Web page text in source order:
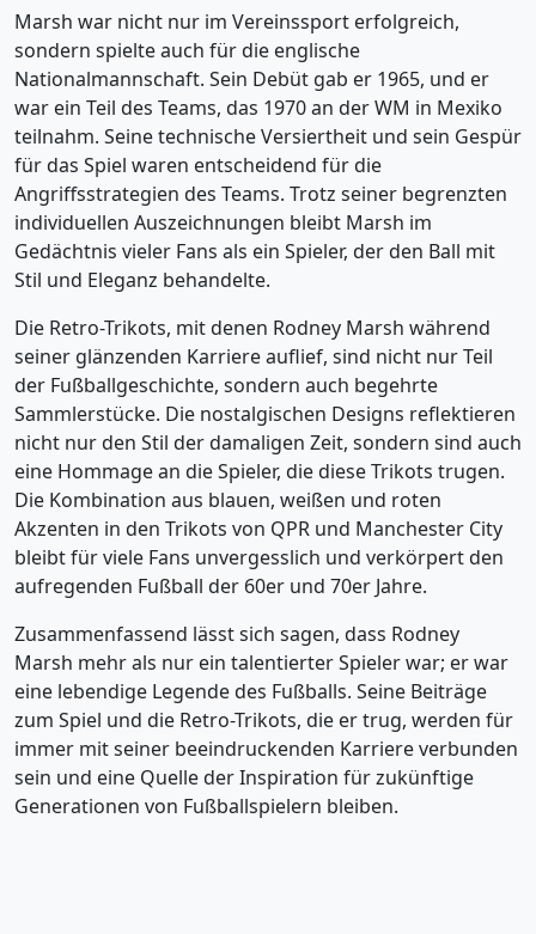
Marsh war nicht nur im Vereinssport erfolgreich,
sondern spielte auch für die englische
Nationalmannschaft. Sein Debüt gab er 1965, und er
war ein Teil des Teams, das 1970 an der WM in Mexiko
teilnahm. Seine technische Versiertheit und sein Gespür
für das Spiel waren entscheidend für die
Angriffsstrategien des Teams. Trotz seiner begrenzten
individuellen Auszeichnungen bleibt Marsh im
Gedächtnis vieler Fans als ein Spieler, der den Ball mit
Stil und Eleganz behandelte.
Die Retro-Trikots, mit denen Rodney Marsh während
seiner glänzenden Karriere auflief, sind nicht nur Teil
der Fußballgeschichte, sondern auch begehrte
Sammlerstücke. Die nostalgischen Designs reflektieren
nicht nur den Stil der damaligen Zeit, sondern sind auch
eine Hommage an die Spieler, die diese Trikots trugen.
Die Kombination aus blauen, weißen und roten
Akzenten in den Trikots von QPR und Manchester City
bleibt für viele Fans unvergesslich und verkörpert den
aufregenden Fußball der 60er und 70er Jahre.
Zusammenfassend lässt sich sagen, dass Rodney
Marsh mehr als nur ein talentierter Spieler war; er war
eine lebendige Legende des Fußballs. Seine Beiträge
zum Spiel und die Retro-Trikots, die er trug, werden für
immer mit seiner beeindruckenden Karriere verbunden
sein und eine Quelle der Inspiration für zukünftige
Generationen von Fußballspielern bleiben.